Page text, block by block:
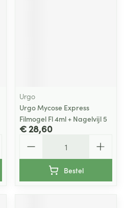
Urgo
Urgo Mycose Express
Filmogel Fl 4ml + Nagelvijl 5
€ 28,60
Bestel